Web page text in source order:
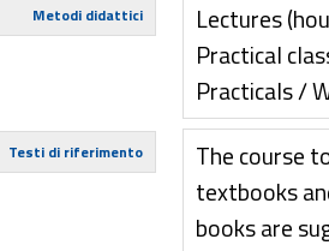
Metodi didattici
Lectures
Practical
Practicals /
Testi di riferimento
The course
textbooks
books are